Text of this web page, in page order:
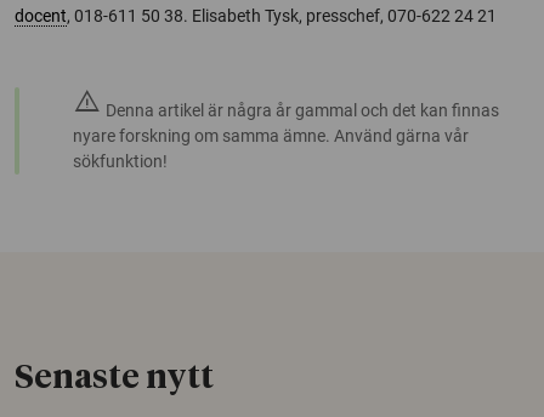
docent, 018-611 50 38. Elisabeth Tysk, presschef, 070-622 24 21
warning Denna artikel är några år gammal och det kan finnas
nyare forskning om samma ämne. Använd gärna vår
sökfunktion!
Senaste nytt